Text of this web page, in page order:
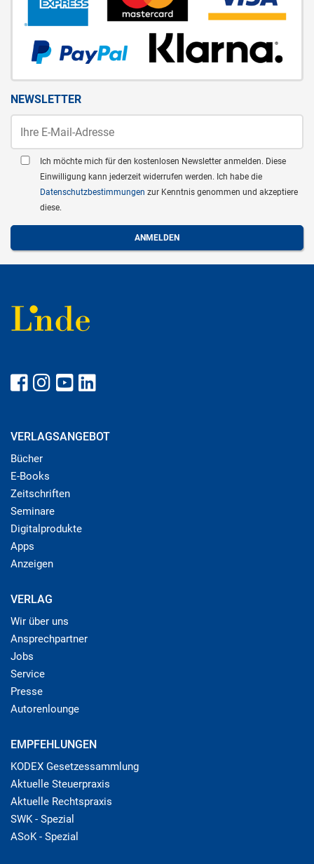
NEWSLETTER
Ich möchte mich für den kostenlosen Newsletter anmelden. Diese
Einwilligung kann jederzeit widerrufen werden. Ich habe die
Datenschutzbestimmungen zur Kenntnis genommen und akzeptiere
diese.
VERLAGSANGEBOT
Bücher
E-Books
Zeitschriften
Seminare
Digitalprodukte
Apps
Anzeigen
VERLAG
Wir über uns
Ansprechpartner
Jobs
Service
Presse
Autorenlounge
EMPFEHLUNGEN
KODEX Gesetzessammlung
Aktuelle Steuerpraxis
Aktuelle Rechtspraxis
SWK - Spezial
ASoK - Spezial